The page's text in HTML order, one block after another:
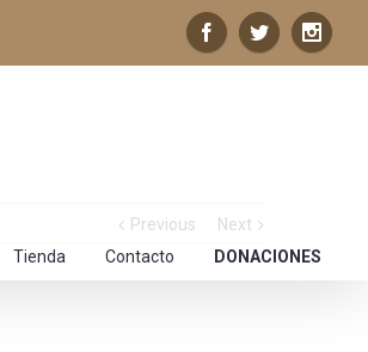
Tienda Contacto DONACIONES
Previous Next